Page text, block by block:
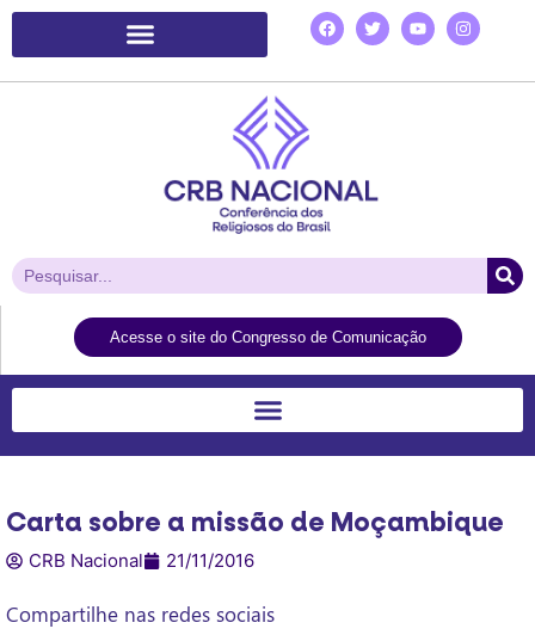
Acesse o site do Congresso de Comunicação
Carta sobre a missão de Moçambique
CRB Nacional 21/11/2016
Compartilhe nas redes sociais